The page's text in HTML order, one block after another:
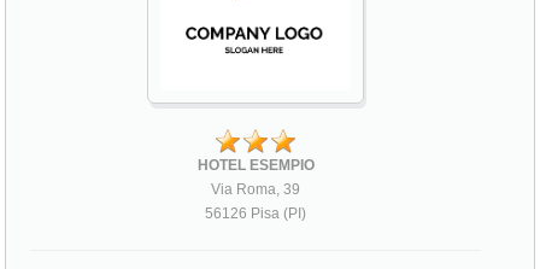
HOTEL ESEMPIO
Via Roma, 39
56126 Pisa (PI)